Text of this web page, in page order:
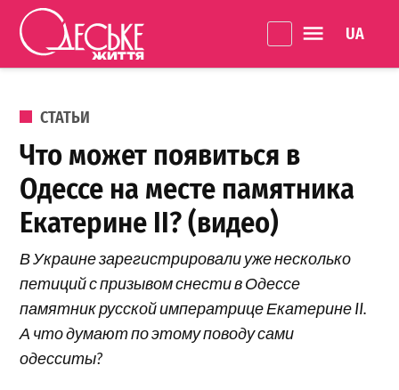
Перейти к содержанию
життя
ОПУБЛИКОВАНО В
СТАТЬИ
Что может появиться в
Одессе на месте памятника
Екатерине II? (видео)
В Украине зарегистрировали уже несколько
петиций с призывом снести в Одессе
памятник русской императрице Екатерине II.
А что думают по этому поводу сами
одесситы?